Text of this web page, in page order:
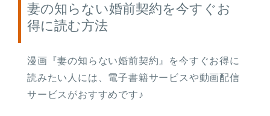
妻の知らない婚前契約を今すぐお
得に読む方法
漫画『妻の知らない婚前契約』を今すぐお得に
読みたい人には、電子書籍サービスや動画配信
サービスがおすすめです♪